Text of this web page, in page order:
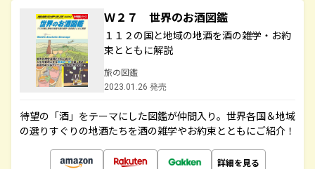
Ｗ２７ 世界のお酒図鑑
１１２の国と地域の地酒を酒の雑学・お約
束とともに解説
旅の図鑑
2023.01.26 発売
待望の「酒」をテーマにした図鑑が仲間入り。世界各国＆地域
の選りすぐりの地酒たちを酒の雑学やお約束とともにご紹介！
詳細を見る